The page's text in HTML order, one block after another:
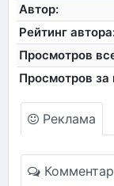
Автор:
Рейтинг
Просмотров
Просмотров
Реклама